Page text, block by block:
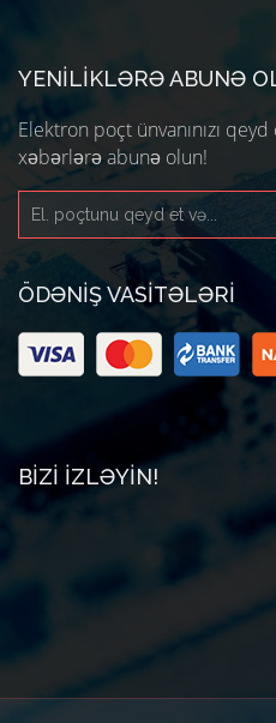
YENILIKLƏRƏ ABUNƏ
Elektron poçt ünvanınızı
xəbərlərə abunə olun!
ÖDƏNIŞ VASITƏLƏRI
BIZI IZLƏYIN!